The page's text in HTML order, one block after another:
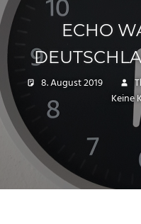
ECHO
8. August 2019
Keine